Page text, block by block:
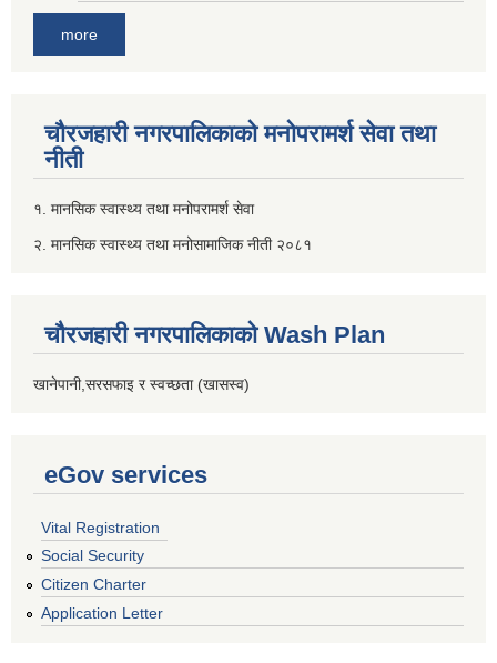
more
चौरजहारी नगरपालिकाको मनोपरामर्श सेवा तथा
नीती
१. मानसिक स्वास्थ्य तथा मनोपरामर्श सेवा
२. मानसिक स्वास्थ्य तथा मनोसामाजिक नीती २०८१
चौरजहारी नगरपालिकाको Wash Plan
खानेपानी,सरसफाइ र स्वच्छता (खासस्व)
eGov services
Vital Registration
Social Security
Citizen Charter
Application Letter